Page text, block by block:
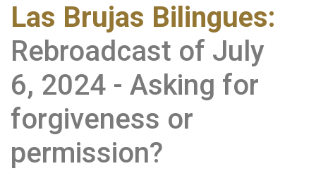
Las Brujas Bilingues:
Rebroadcast of July
6, 2024 - Asking for
forgiveness or
permission?